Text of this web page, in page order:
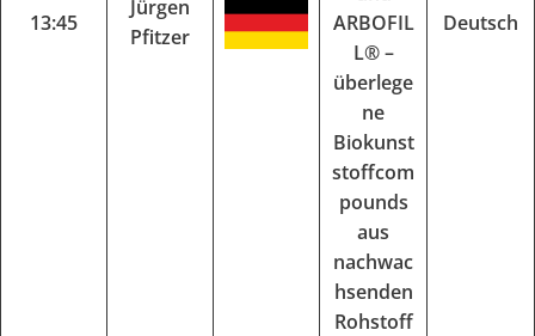
13:45
Jürgen
Pfitzer
ARBOFIL
L® –
überlege
ne
Biokunst
stoffcom
pounds
aus
nachwac
hsenden
Rohstoff
Deutsch